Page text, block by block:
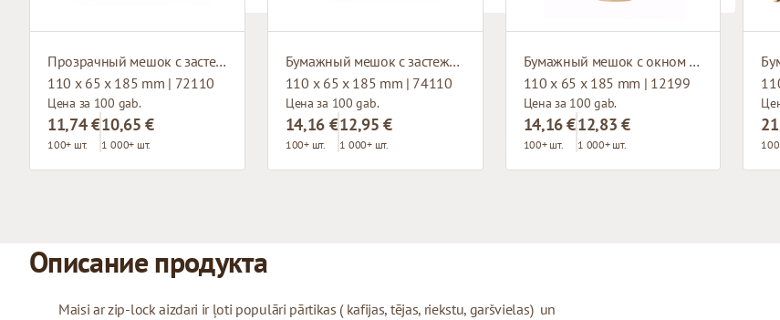
Прозрачный мешок с застежкой зип-лок
110 x 65 x 185 mm | 72110
Цена за 100 gab.
11,74 €
100+ шт.
10,65 €
1 000+ шт.
Бумажный мешок с застежкой зип-лок
110 x 65 x 185 mm | 74110
Цена за 100 gab.
14,16 €
100+ шт.
12,95 €
1 000+ шт.
Бумажный мешок с окном и застежкой зип-лок
110 x 65 x 185 mm | 12199
Цена за 100 gab.
14,16 €
100+ шт.
12,83 €
1 000+ шт.
Описание продукта
Maisi ar zip-lock aizdari ir ļoti populāri pārtikas ( kafijas, tējas, riekstu, garšvielas) un